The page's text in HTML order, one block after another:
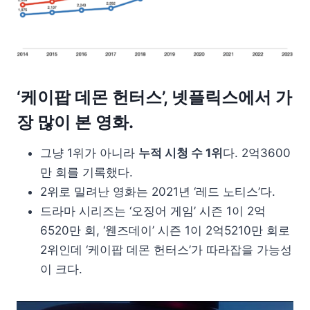
‘케이팝 데몬 헌터스’, 넷플릭스에서 가
장 많이 본 영화.
그냥 1위가 아니라 누적 시청 수 1위다. 2억3600
만 회를 기록했다.
2위로 밀려난 영화는 2021년 ‘레드 노티스’다.
드라마 시리즈는 ‘오징어 게임’ 시즌 1이 2억
6520만 회, ‘웬즈데이’ 시즌 1이 2억5210만 회로
2위인데 ‘케이팝 데몬 헌터스’가 따라잡을 가능성
이 크다.